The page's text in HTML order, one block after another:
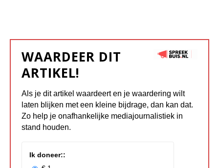
WAARDEER DIT
ARTIKEL!
Als je dit artikel waardeert en je waardering wilt
laten blijken met een kleine bijdrage, dan kan dat.
Zo help je onafhankelijke mediajournalistiek in
stand houden.
Ik doneer::